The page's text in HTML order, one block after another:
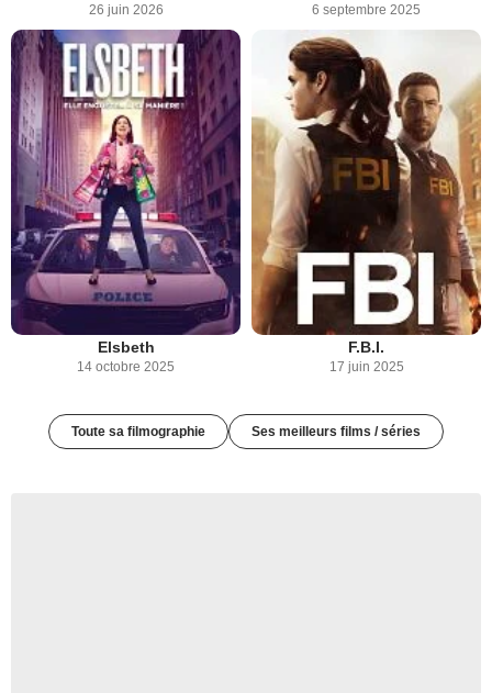
26 juin 2026 6 septembre 2025
Elsbeth
14 octobre 2025
F.B.I.
17 juin 2025
Toute sa filmographie Ses meilleurs films / séries